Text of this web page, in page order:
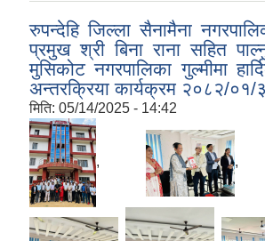
रुपन्देहि जिल्ला सैनामैना
प्रमुख श्री बिना राना सहित
मुसिकोट नगरपालिका गुल्मीमा
अन्तरक्रिया कार्यक्रम २०८२/०१/
मिति: 05/14/2025 - 14:42
,